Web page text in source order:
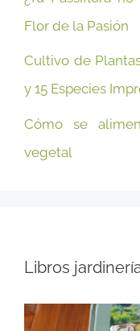
Flor de la Pasión
Cultivo de
y 15 Especies
Cómo se
vegetal
Libros